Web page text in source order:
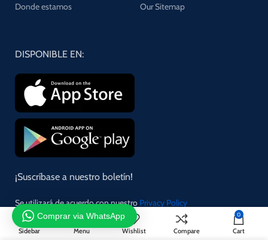
Donde estamos
Our Sitemap
DISPONIBLE EN:
¡Suscríbase a nuestro boletín!
Se utilizará de acuerdo con nuestro Privacy Policy
Sidebar Menu Wishlist Compare
0
Cart
Comprar via WhatsApp